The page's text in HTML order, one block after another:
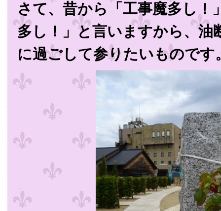
さて、昔から「工事魔多し！
多し！」と言いますから、油
に過ごして参りたいものです